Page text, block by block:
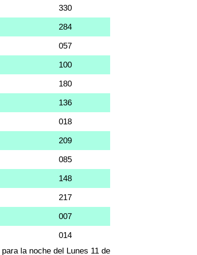
330
284
057
100
180
136
018
209
085
148
217
007
014
para la noche del Lunes 11 de